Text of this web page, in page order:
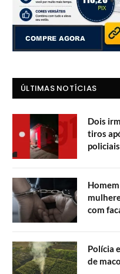
ÚLTIMAS NOTÍCIAS
Dois
tiros
com
Polícia
de